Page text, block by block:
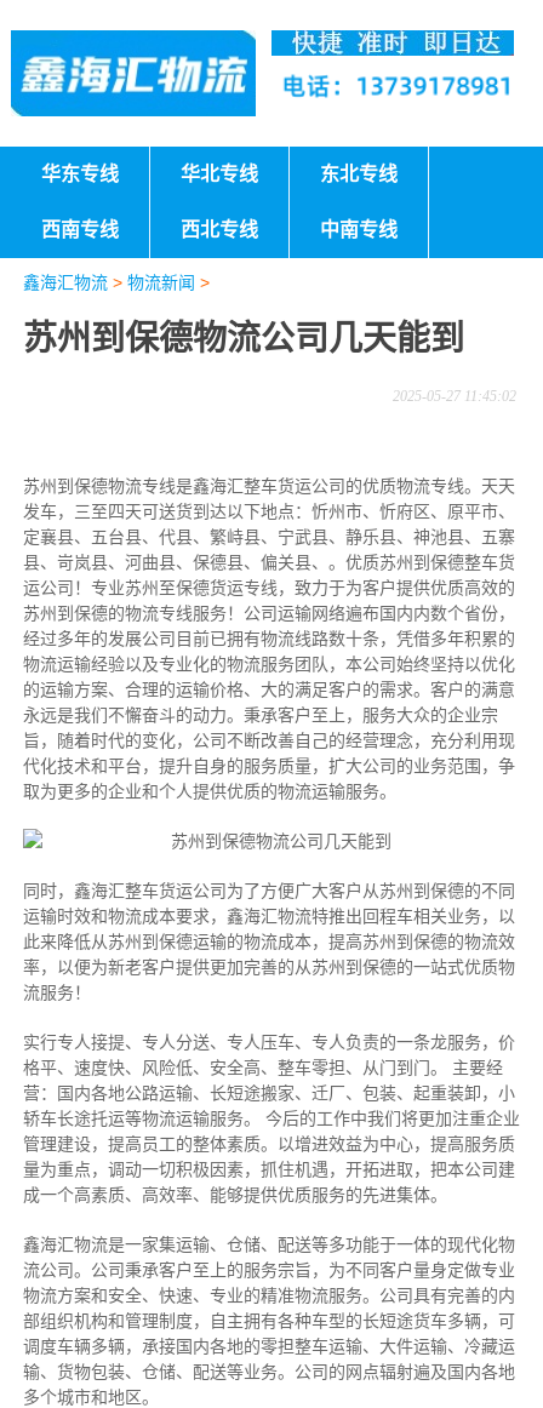
华东专线 华北专线 东北专线
西南专线 西北专线 中南专线
鑫海汇物流> 物流新闻 >
苏州到保德物流公司几天能到
2025-05-27 11:45:02
苏州到保德物流专线是鑫海汇整车货运公司的优质物流专线。天天
发车，三至四天可送货到达以下地点：忻州市、忻府区、原平市、
定襄县、五台县、代县、繁峙县、宁武县、静乐县、神池县、五寨
县、岢岚县、河曲县、保德县、偏关县、。优质苏州到保德整车货
运公司！专业苏州至保德货运专线，致力于为客户提供优质高效的
苏州到保德的物流专线服务！公司运输网络遍布国内内数个省份，
经过多年的发展公司目前已拥有物流线路数十条，凭借多年积累的
物流运输经验以及专业化的物流服务团队，本公司始终坚持以优化
的运输方案、合理的运输价格、大的满足客户的需求。客户的满意
永远是我们不懈奋斗的动力。秉承客户至上，服务大众的企业宗
旨，随着时代的变化，公司不断改善自己的经营理念，充分利用现
代化技术和平台，提升自身的服务质量，扩大公司的业务范围，争
取为更多的企业和个人提供优质的物流运输服务。
同时，鑫海汇整车货运公司为了方便广大客户从苏州到保德的不同
运输时效和物流成本要求，鑫海汇物流特推出回程车相关业务，以
此来降低从苏州到保德运输的物流成本，提高苏州到保德的物流效
率，以便为新老客户提供更加完善的从苏州到保德的一站式优质物
流服务！
实行专人接提、专人分送、专人压车、专人负责的一条龙服务，价
格平、速度快、风险低、安全高、整车零担、从门到门。 主要经
营：国内各地公路运输、长短途搬家、迁厂、包装、起重装卸，小
轿车长途托运等物流运输服务。 今后的工作中我们将更加注重企业
管理建设，提高员工的整体素质。以增进效益为中心，提高服务质
量为重点，调动一切积极因素，抓住机遇，开拓进取，把本公司建
成一个高素质、高效率、能够提供优质服务的先进集体。
鑫海汇物流是一家集运输、仓储、配送等多功能于一体的现代化物
流公司。公司秉承客户至上的服务宗旨，为不同客户量身定做专业
物流方案和安全、快速、专业的精准物流服务。公司具有完善的内
部组织机构和管理制度，自主拥有各种车型的长短途货车多辆，可
调度车辆多辆，承接国内各地的零担整车运输、大件运输、冷藏运
输、货物包装、仓储、配送等业务。公司的网点辐射遍及国内各地
多个城市和地区。